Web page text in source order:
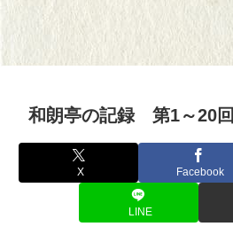
和朗亭の記録 第1～20回
X Facebook
LINE